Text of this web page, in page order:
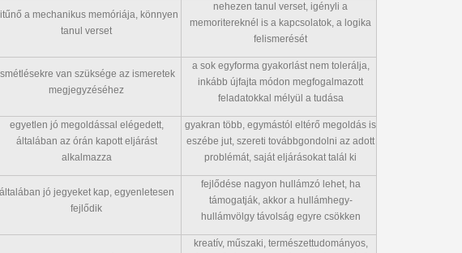
a mechanikus memóriája, könnyen
tanul verset
nehezen tanul verset, igényli a
memoritereknél is a kapcsolatok, a logika
felismerését
van szüksége az ismeretek
megjegyzéséhez
a sok egyforma gyakorlást nem tolerálja,
inkább újfajta módon megfogalmazott
feladatokkal mélyül a tudása
egyetlen jó megoldással elégedett,
általában az órán kapott eljárást
alkalmazza
gyakran több, egymástól eltérő megoldás is
eszébe jut, szereti továbbgondolni az adott
problémát, saját eljárásokat talál ki
jó jegyeket kap, egyenletesen
fejlődik
fejlődése nagyon hullámzó lehet, ha
támogatják, akkor a hullámhegy-
hullámvölgy távolság egyre csökken
kreatív, műszaki, természettudományos,